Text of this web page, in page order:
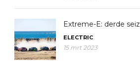
Extreme-E: derde
ELECTRIC
15 mrt 2023